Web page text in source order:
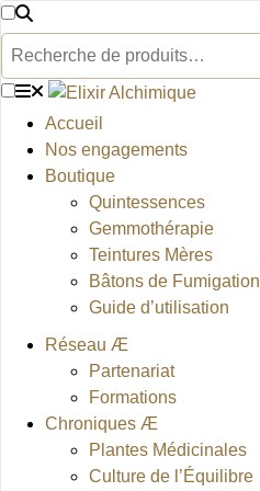
Aller
au
contenu
Rechercher
Accueil
Nos engagements
Boutique
Quintessences
Gemmothérapie
Teintures Mères
Bâtons de Fumigation
Guide d’utilisation
Réseau Æ
Partenariat
Formations
Chroniques Æ
Plantes Médicinales
Culture de l’Équilibre